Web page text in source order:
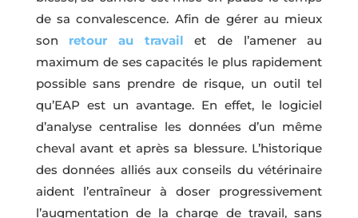
de sa convalescence. Afin de gérer au mieux
son retour au travail et de l’amener au
maximum de ses capacités le plus rapidement
possible sans prendre de risque, un outil tel
qu’EAP est un avantage. En effet, le logiciel
d’analyse centralise les données d’un même
cheval avant et après sa blessure. L’historique
des données alliés aux conseils du vétérinaire
aident l’entraîneur à doser progressivement
l’augmentation de la charge de travail, sans